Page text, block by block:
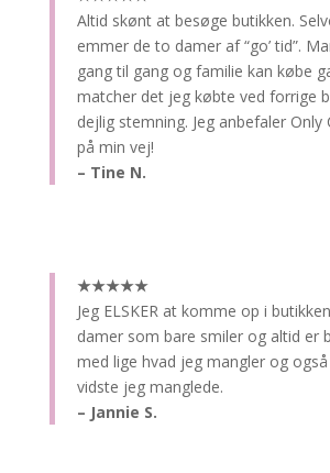
Altid skønt at besøge butikken.
emmer de to damer af “go’ tid”.
gang til gang og familie kan købe
matcher det jeg købte ved forrige
dejlig stemning. Jeg anbefaler Only
på min vej!
– Tine N.
★★★★★
Jeg ELSKER at komme op i
damer som bare smiler og altid er
med lige hvad jeg mangler og
vidste jeg manglede.
– Jannie S.